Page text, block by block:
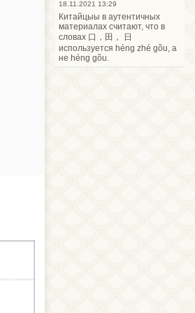
18.11.2021 13:29
Китайцыы в аутентичных
материалах считают, что в
словах 口，田， 日
используется héng zhé gõu, а
не héng gõu.